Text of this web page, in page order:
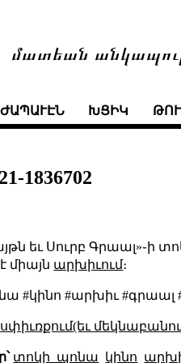
մատեան
ԺԱՊԱՒԷՆ ԽՑԻԿ
1836702
եւ Սուրբ Գրաալ»֊ի
միայն արխիւում։
#կինո #արխիւ #գրաալ
տոկի_պոնա կինո